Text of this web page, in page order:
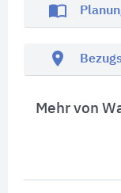
import_contacts
location_on
Mehr von